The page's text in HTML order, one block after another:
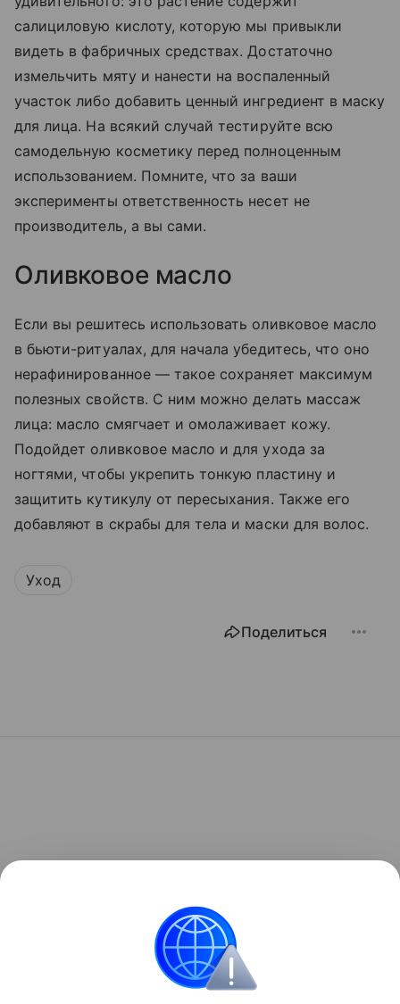
салициловую кислоту, которую мы привыкли
видеть в фабричных средствах. Достаточно
измельчить мяту и нанести на воспаленный
участок либо добавить ценный ингредиент в маску
для лица. На всякий случай тестируйте всю
самодельную косметику перед полноценным
использованием. Помните, что за ваши
эксперименты ответственность несет не
производитель, а вы сами.
Оливковое масло
Если вы решитесь использовать оливковое масло
в бьюти-ритуалах, для начала убедитесь, что оно
нерафинированное — такое сохраняет максимум
полезных свойств. С ним можно делать массаж
лица: масло смягчает и омолаживает кожу.
Подойдет оливковое масло и для ухода за
ногтями, чтобы укрепить тонкую пластину и
защитить кутикулу от пересыхания. Также его
добавляют в скрабы для тела и маски для волос.
Уход
Поделиться